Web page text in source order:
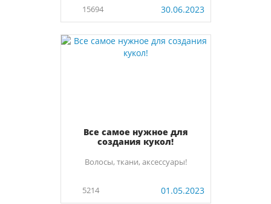
15694 30.06.2023
Все самое нужное для
создания кукол!
Волосы, ткани, аксессуары!
5214 01.05.2023